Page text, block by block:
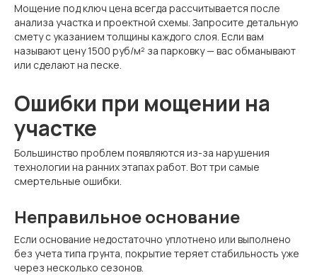
Мощение под ключ цена всегда рассчитывается после
анализа участка и проектной схемы. Запросите детальную
смету с указанием толщины каждого слоя. Если вам
называют цену 1500 руб/м² за парковку — вас обманывают
или сделают на песке
Ошибки при мощении на
участке
Большинство проблем появляются из-за нарушения
технологии на ранних этапах работ. Вот три самые
смертельные ошибки.
Неправильное основание
Если основание недостаточно уплотнено или выполнено
без учета типа грунта, покрытие теряет стабильность уже
через несколько сезонов.